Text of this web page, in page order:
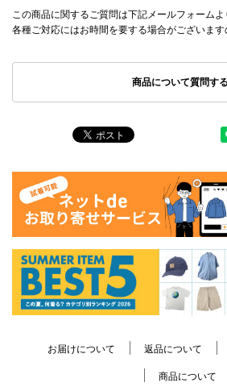
この商品に関するご質問は下記メールフォームよ
各種ご対応にはお時間を要する場合がございます
商品について質問する
お届けについて 返品について
商品について